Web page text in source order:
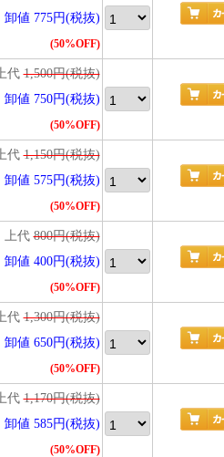
卸値 775円(税抜)
(50%OFF)
上代1,500円(税抜)
卸値 750円(税抜)
(50%OFF)
上代1,150円(税抜)
卸値 575円(税抜)
(50%OFF)
上代800円(税抜)
卸値 400円(税抜)
(50%OFF)
上代1,300円(税抜)
卸値 650円(税抜)
(50%OFF)
上代1,170円(税抜)
卸値 585円(税抜)
(50%OFF)